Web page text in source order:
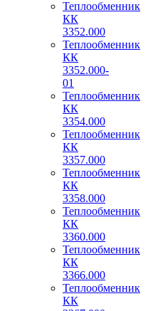
Теплообменник
КК
3352.000
Теплообменник
КК
3352.000-
01
Теплообменник
КК
3354.000
Теплообменник
КК
3357.000
Теплообменник
КК
3358.000
Теплообменник
КК
3360.000
Теплообменник
КК
3366.000
Теплообменник
КК